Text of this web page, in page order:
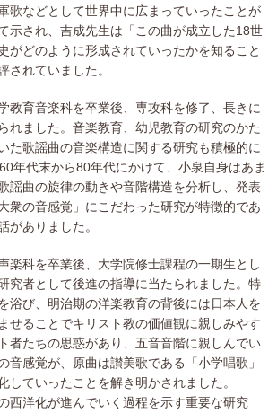
歌などとして世界中に広まっていったことが
示され、吉成先生は「この曲が成立した18世
がどのように形成されていったかを知ること
されていました。
教育音楽科を卒業後、専攻科を修了、長きに
れました。音楽教育、幼児教育の研究のかた
た歌謡曲の音楽構造に関する研究も積極的に
年代末から80年代にかけて、小泉自身はあま
謡曲の旋律の動きや音階構造を分析し、発表
衆の音感覚」にこだわった研究が特徴的であ
がありました。
楽科を卒業後、大学院修士課程の一期生とし
究者として後進の指導に当たられました。特
浴び、明治期の洋楽教育の背後には日本人を
せることでキリスト教の価値観に親しみやす
者たちの思惑があり、五音音階に親しんでい
音感覚が、原曲は讃美歌である「小学唱歌」
していったことを解き明かされました。
⻄洋化が進んでいく過程を示す重要な研究